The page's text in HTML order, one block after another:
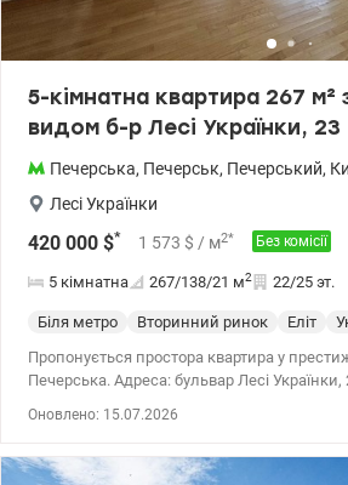
5-кімнатна квартира 267
видом б-р Лесі Українки, 23
Печерська, Печерськ, Печерський,
Лесі Українки
420 000 $* 1 573 $ / м2* Без комісії
5 кімнатна 267/138/21 м2 22/25 эт.
Біля метро Вторинний ринок Еліт
Пропонується простора квартира у
Печерська. Адреса: бульвар Лесі
джакузі Душова кабіна Сауна Окрема
Оновлено: 15.07.2026